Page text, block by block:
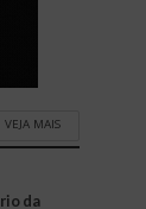
VEJA MAIS
da